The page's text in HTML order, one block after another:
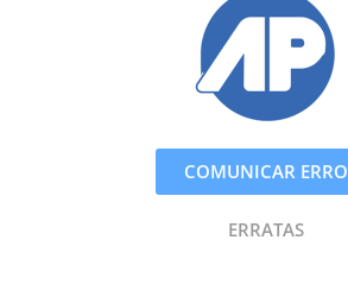
COMUNICAR ERRO
ERRATAS